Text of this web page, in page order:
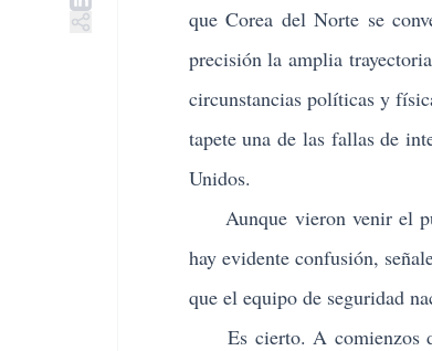
que Corea del Norte se
precisión la amplia
circunstancias políticas y
tapete una de las fallas de
Unidos.
Aunque vieron venir el
hay evidente confusión,
que el equipo de seguridad
Es cierto. A comienzos de